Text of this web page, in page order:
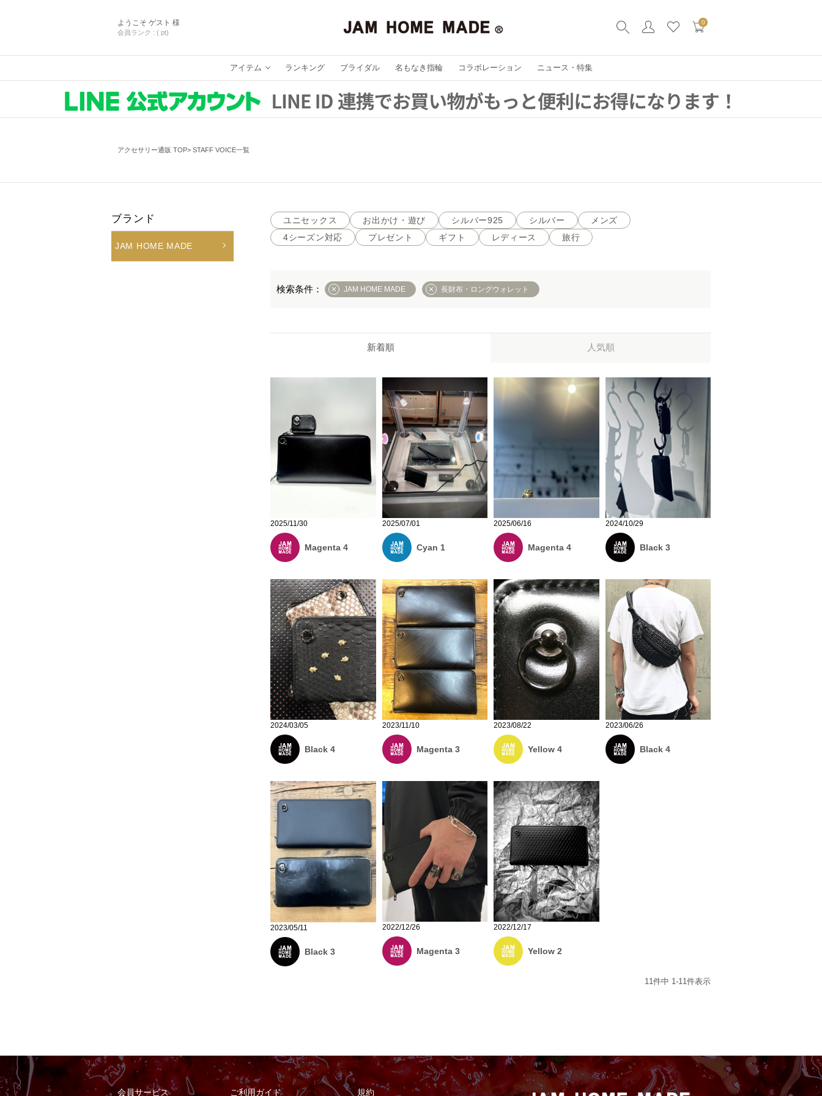
ようこそ ゲスト 様
会員ランク : ( pt)
0
アイテム ランキング ブライダル 名もなき指輪 コラボレーション ニュース・特集
アクセサリー通販 TOP STAFF VOICE一覧
ブランド
JAM HOME MADE
ユニセックス お出かけ・遊び シルバー925 シルバー
メンズ
4シーズン対応
プレゼント ギフト レディース 旅行
JAM HOME MADE 長財布・ロングウォレット
新着順 人気順
2025/11/30
Magenta 4
2025/07/01
Cyan 1
2025/06/16
Magenta 4
2024/10/29
Black 3
2024/03/05
Black 4
2023/11/10
Magenta 3
2023/08/22
Yellow 4
2023/06/26
Black 4
2023/05/11
Black 3
2022/12/26
Magenta 3
2022/12/17
Yellow 2
11件中 1-11件表示
会員サービス ご利用ガイド 規約